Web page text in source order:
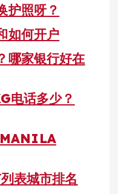
护照呀？
如何开户
哪家银行好在
电话多少？
表城市排名